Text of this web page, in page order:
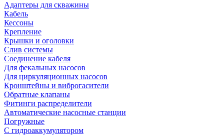
Адаптеры для скважины
Кабель
Кессоны
Крепление
Крышки и оголовки
Слив системы
Соединение кабеля
Для фекальных насосов
Для циркуляционных насосов
Кронштейны и виброгасители
Обратные клапаны
Фитинги распределители
Автоматические насосные станции
Погружные
С гидроаккумулятором